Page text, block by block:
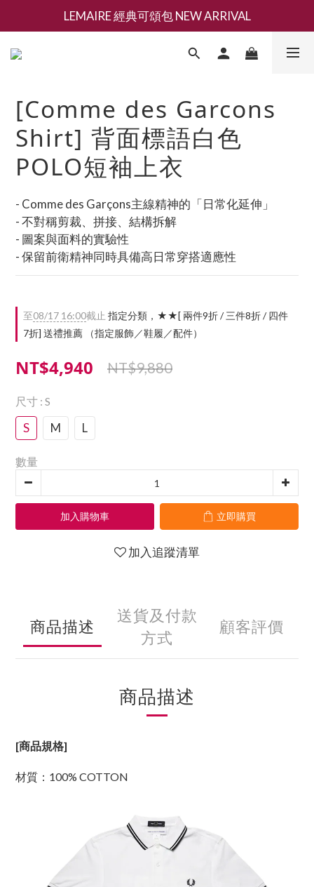
新會員募集現領抵用千元購物金
LEMAIRE 經典可頌包 NEW ARRIVAL
香氛 / 家居 / 餐廚 [ 全館折上兩件9折，三件享85折 】
[Comme des Garcons
Shirt] 背面標語白色
POLO短袖上衣
- Comme des Garçons主線精神的「日常化延伸」
- 不對稱剪裁、拼接、結構拆解
- 圖案與面料的實驗性
- 保留前衛精神同時具備高日常穿搭適應性
至08/17 16:00截止 指定分類，★★[ 兩件9折 / 三件8折 / 四件
7折] 送禮推薦 （指定服飾／鞋履／配件）
NT$4,940 NT$9,880
尺寸 : S
S M L
數量
加入購物車 立即購買
加入追蹤清單
商品描述
送貨及付款
方式
顧客評價
商品描述
[商品規格]
材質：100% COTTON